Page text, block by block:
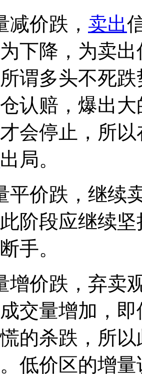
价跌， 卖出
下降，为卖
谓多头不死
认赔，爆出大
会停止，所
出局。
价跌，继续卖
阶段应继续
手。
价跌，弃卖观
交量增加，
的杀跌，所
低价区的增